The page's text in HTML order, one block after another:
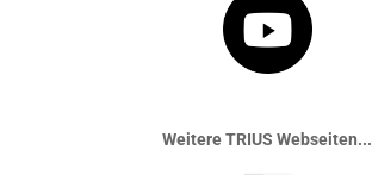
Weitere TRIUS Webseiten...